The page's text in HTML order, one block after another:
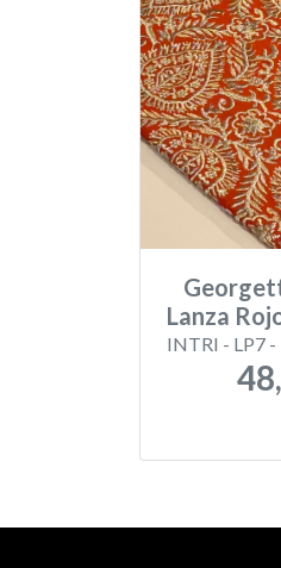
Lanza
INTRI - LP7 -